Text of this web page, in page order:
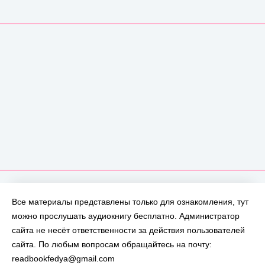
Все материалы представлены только для ознакомления, тут
можно прослушать аудиокнигу бесплатно. Администратор
сайта не несёт ответственности за действия пользователей
сайта. По любым вопросам обращайтесь на почту:
readbookfedya@gmail.com